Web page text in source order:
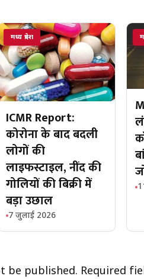
मध्य प्रदेश
ICMR Report:
कोरोना के बाद बदली
लोगों की
लाइफस्टाइल, नींद की
गोलियों की बिक्री में
बड़ा उछाल
7 जुलाई 2026
be published. Required